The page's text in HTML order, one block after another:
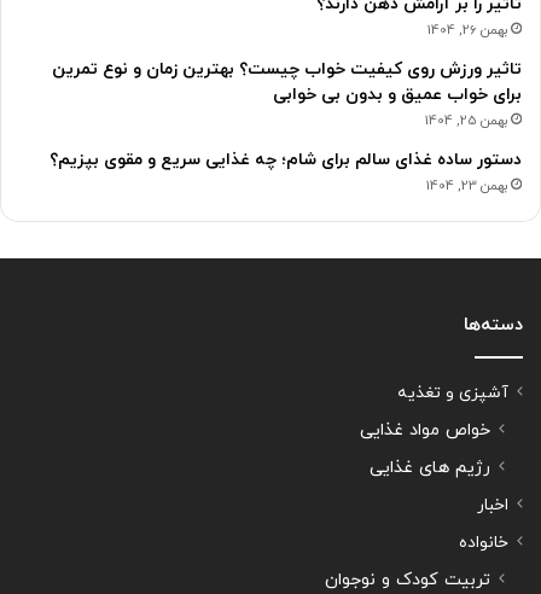
بهمن 26, 1404
تاثیر ورزش روی کیفیت خواب چیست؟ بهترین زمان و نوع تمرین
برای خواب عمیق و بدون بی خوابی
بهمن 25, 1404
دستور ساده غذای سالم برای شام؛ چه غذایی سریع و مقوی بپزیم؟
بهمن 23, 1404
دسته‌ها
آشپزی و تغذیه
خواص مواد غذایی
رژیم های غذایی
اخبار
خانواده
تربیت کودک و نوجوان